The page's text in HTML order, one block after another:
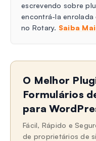
escrevendo sobre
encontrá-la enrolada
no Rotary. Saiba
O Melhor
Formulários
para
Fácil, Rápido e
de proprietários de